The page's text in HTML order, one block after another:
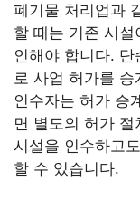
폐기물 처리업과
할 때는 기존 시
인해야 합니다.
로 사업 허가를
인수자는 허가 승
면 별도의 허가
시설을 인수하고
할 수 있습니다.